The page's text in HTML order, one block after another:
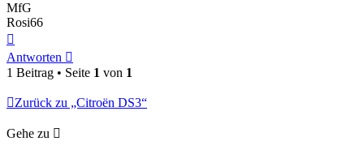
MfG
Rosi66
oben
Antworten
1 Beitrag • Seite 1 von 1
Zurück zu „Citroën DS3“
Gehe zu